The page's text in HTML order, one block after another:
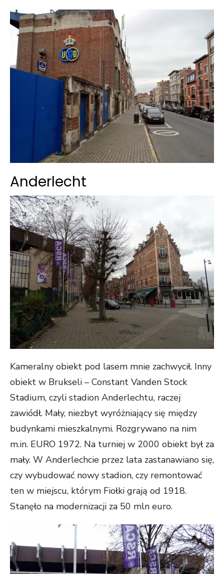
Anderlecht
Kameralny obiekt pod lasem mnie zachwycił. Inny
obiekt w Brukseli – Constant Vanden Stock
Stadium, czyli stadion Anderlechtu, raczej
zawiódł. Mały, niezbyt wyróżniający się między
budynkami mieszkalnymi. Rozgrywano na nim
m.in. EURO 1972. Na turniej w 2000 obiekt był za
mały. W Anderlechcie przez lata zastanawiano się,
czy wybudować nowy stadion, czy remontować
ten w miejscu, którym Fiołki grają od 1918.
Stanęło na modernizacji za 50 mln euro.